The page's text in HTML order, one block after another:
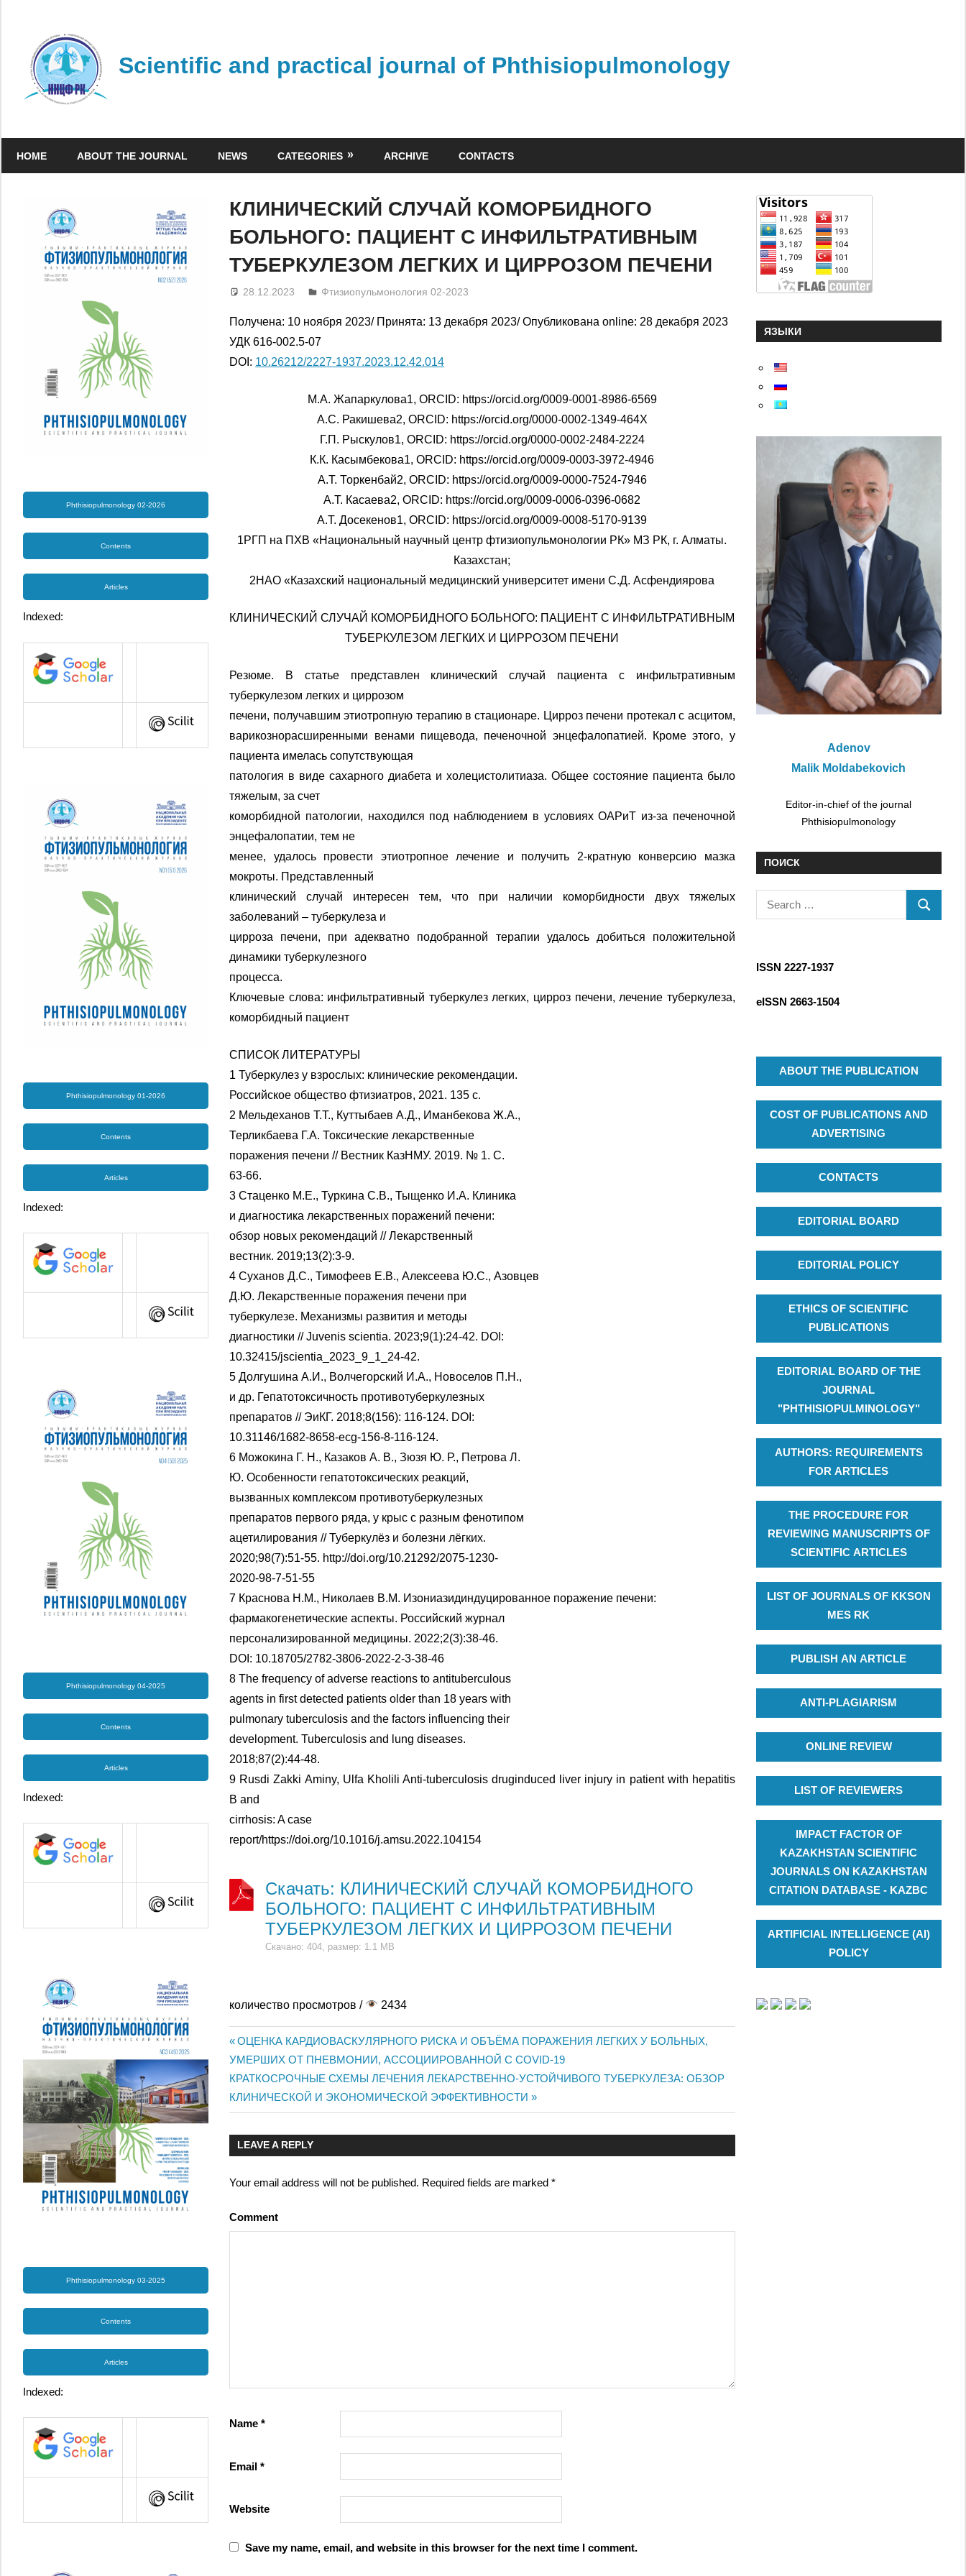
Scientific and practical journal of Phthisiopulmonology
HOME ABOUT THE JOURNAL NEWS CATEGORIES ARCHIVE CONTACTS
КЛИНИЧЕСКИЙ СЛУЧАЙ КОМОРБИДНОГО
БОЛЬНОГО: ПАЦИЕНТ С ИНФИЛЬТРАТИВНЫМ
ТУБЕРКУЛЕЗОМ ЛЕГКИХ И ЦИРРОЗОМ ПЕЧЕНИ
28.12.2023 admin
Фтизиопульмонология 02-2023
Получена: 10 ноября 2023/ Принята: 13 декабря 2023/ Опубликована online: 28 декабря 2023
УДК 616-002.5-07
DOI: 10.26212/2227-1937.2023.12.42.014
М.А. Жапаркулова1, ORCID: https://orcid.org/0009-0001-8986-6569
А.С. Ракишева2, ORCID: https://orcid.org/0000-0002-1349-464X
Г.П. Рыскулов1, ORCID: https://orcid.org/0000-0002-2484-2224
К.К. Касымбекова1, ORCID: https://orcid.org/0009-0003-3972-4946
А.Т. Торкенбай2, ORCID: https://orcid.org/0009-0000-7524-7946
А.Т. Касаева2, ORCID: https://orcid.org/0009-0006-0396-0682
А.Т. Досекенов1, ORCID: https://orcid.org/0009-0008-5170-9139
1РГП на ПХВ «Национальный научный центр фтизиопульмонологии РК» МЗ РК, г. Алматы.
Казахстан;
2НАО «Казахский национальный медицинский университет имени С.Д. Асфендиярова
КЛИНИЧЕСКИЙ СЛУЧАЙ КОМОРБИДНОГО БОЛЬНОГО: ПАЦИЕНТ С ИНФИЛЬТРАТИВНЫМ
ТУБЕРКУЛЕЗОМ ЛЕГКИХ И ЦИРРОЗОМ ПЕЧЕНИ
Резюме. В статье представлен клинический случай пациента с инфильтративным
туберкулезом легких и циррозом
печени, получавшим этиотропную терапию в стационаре. Цирроз печени протекал с асцитом,
варикознорасширенными венами пищевода, печеночной энцефалопатией. Кроме этого, у
пациента имелась сопутствующая
патология в виде сахарного диабета и холецистолитиаза. Общее состояние пациента было
тяжелым, за счет
коморбидной патологии, находился под наблюдением в условиях ОАРиТ из-за печеночной
энцефалопатии, тем не
менее, удалось провести этиотропное лечение и получить 2-кратную конверсию мазка
мокроты. Представленный
клинический случай интересен тем, что при наличии коморбидности двух тяжелых
заболеваний – туберкулеза и
цирроза печени, при адекватно подобранной терапии удалось добиться положительной
динамики туберкулезного
процесса.
Ключевые слова: инфильтративный туберкулез легких, цирроз печени, лечение туберкулеза,
коморбидный пациент
СПИСОК ЛИТЕРАТУРЫ
1 Туберкулез у взрослых: клинические рекомендации.
Российское общество фтизиатров, 2021. 135 с.
2 Мельдеханов Т.Т., Куттыбаев А.Д., Иманбекова Ж.А.,
Терликбаева Г.А. Токсические лекарственные
поражения печени // Вестник КазНМУ. 2019. № 1. С.
63-66.
3 Стаценко М.Е., Туркина С.В., Тыщенко И.А. Клиника
и диагностика лекарственных поражений печени:
обзор новых рекомендаций // Лекарственный
вестник. 2019;13(2):3-9.
4 Суханов Д.С., Тимофеев Е.В., Алексеева Ю.С., Азовцев
Д.Ю. Лекарственные поражения печени при
туберкулезе. Механизмы развития и методы
диагностики // Juvenis scientia. 2023;9(1):24-42. DOI:
10.32415/jscientia_2023_9_1_24-42.
5 Долгушина А.И., Волчегорский И.А., Новоселов П.Н.,
и др. Гепатотоксичность противотуберкулезных
препаратов // ЭиКГ. 2018;8(156): 116-124. DOI:
10.31146/1682-8658-ecg-156-8-116-124.
6 Можокина Г. Н., Казаков А. В., Зюзя Ю. Р., Петрова Л.
Ю. Особенности гепатотоксических реакций,
вызванных комплексом противотуберкулезных
препаратов первого ряда, у крыс с разным фенотипом
ацетилирования // Туберкулёз и болезни лёгких.
2020;98(7):51-55. http://doi.org/10.21292/2075-1230-
2020-98-7-51-55
7 Краснова Н.М., Николаев В.М. Изониазидиндуцированное поражение печени:
фармакогенетические аспекты. Российский журнал
персонализированной медицины. 2022;2(3):38-46.
DOI: 10.18705/2782-3806-2022-2-3-38-46
8 The frequency of adverse reactions to antituberculous
agents in first detected patients older than 18 years with
pulmonary tuberculosis and the factors influencing their
development. Tuberculosis and lung diseases.
2018;87(2):44-48.
9 Rusdi Zakki Aminy, Ulfa Kholili Anti-tuberculosis druginduced liver injury in patient with hepatitis
B and
cirrhosis: A case
report/https://doi.org/10.1016/j.amsu.2022.104154
Скачать: КЛИНИЧЕСКИЙ СЛУЧАЙ КОМОРБИДНОГО
БОЛЬНОГО: ПАЦИЕНТ С ИНФИЛЬТРАТИВНЫМ
ТУБЕРКУЛЕЗОМ ЛЕГКИХ И ЦИРРОЗОМ ПЕЧЕНИ
Скачано: 404, размер: 1.1 MB
количество просмотров / 2434
Post
navigation
Previous
Post:
ОЦЕНКА КАРДИОВАСКУЛЯРНОГО РИСКА И ОБЪЁМА ПОРАЖЕНИЯ ЛЕГКИХ У БОЛЬНЫХ,
УМЕРШИХ ОТ ПНЕВМОНИИ, АССОЦИИРОВАННОЙ С COVID-19
Next
Post:
КРАТКОСРОЧНЫЕ СХЕМЫ ЛЕЧЕНИЯ ЛЕКАРСТВЕННО-УСТОЙЧИВОГО ТУБЕРКУЛЕЗА: ОБЗОР
КЛИНИЧЕСКОЙ И ЭКОНОМИЧЕСКОЙ ЭФФЕКТИВНОСТИ
LEAVE A REPLY
Your email address will not be published. Required fields are marked*
Comment
Name*
Email*
Website
Save my name, email, and website in this browser for the next time I comment.
Phthisiopulmonology 02-2026
Contents
Articles
Indexed:
Phthisiopulmonology 01-2026
Contents
Articles
Indexed:
Phthisiopulmonology 04-2025
Contents
Articles
Indexed:
Phthisiopulmonology 03-2025
Contents
Articles
Indexed:
ЯЗЫКИ
Adenov
Malik Moldabekovich
Editor-in-chief of the journal
Phthisiopulmonology
ПОИСК
e
c
ISSN 2227-1937
eISSN 2663-1504
ABOUT THE PUBLICATION
COST OF PUBLICATIONS AND
ADVERTISING
CONTACTS
EDITORIAL BOARD
EDITORIAL POLICY
ETHICS OF SCIENTIFIC
PUBLICATIONS
EDITORIAL BOARD OF THE
JOURNAL
"PHTHISIOPULMINOLOGY"
AUTHORS: REQUIREMENTS
FOR ARTICLES
THE PROCEDURE FOR
REVIEWING MANUSCRIPTS OF
SCIENTIFIC ARTICLES
LIST OF JOURNALS OF KKSON
MES RK
PUBLISH AN ARTICLE
ANTI-PLAGIARISM
ONLINE REVIEW
LIST OF REVIEWERS
IMPACT FACTOR OF
KAZAKHSTAN SCIENTIFIC
JOURNALS ON KAZAKHSTAN
CITATION DATABASE - KAZBC
ARTIFICIAL INTELLIGENCE (AI)
POLICY